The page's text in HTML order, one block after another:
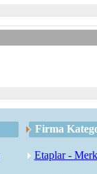
Firma
Etaplar -